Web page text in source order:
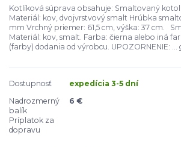
Kotlíková súprava obsahuje: Smaltovaný kotol.
Materiál: kov, dvojvrstvový smalt Hrúbka
mm Vrchný priemer: 61,5 cm, výška: 37 cm.
Materiál: kov, smalt. Farba: čierna alebo iná
(farby) dodania od výrobcu. UPOZORNENIE: ...
Dostupnosť
expedícia 3-5 dní
Nadrozmerný
balík
Príplatok za
dopravu
6 €